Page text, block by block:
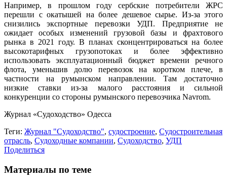
Например, в прошлом году сербские потребители ЖРС
перешли с окатышей на более дешевое сырье. Из-за этого
снизились экспортные перевозки УДП. Предприятие не
ожидает особых изменений грузовой базы и фрахтового
рынка в 2021 году. В планах сконцентрироваться на более
высокотарифных грузопотоках и более эффективно
использовать эксплуатационный бюджет времени речного
флота, уменьшив долю перевозок на коротком плече, в
частности на румынском направлении. Там достаточно
низкие ставки из-за малого расстояния и сильной
конкуренции со стороны румынского перевозчика Navrom.
Журнал «Судоходство» Одесса
Теги: Журнал "Судоходство", судостроение, Судостроительная
отрасль, Судоходные компании, Судоходство, УДП
Поделиться
Материалы по теме